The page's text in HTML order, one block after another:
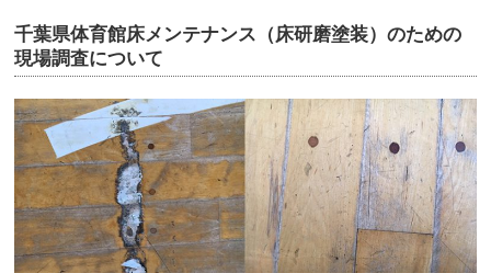
千葉県体育館床メンテナンス（床研磨塗装）のための
現場調査について